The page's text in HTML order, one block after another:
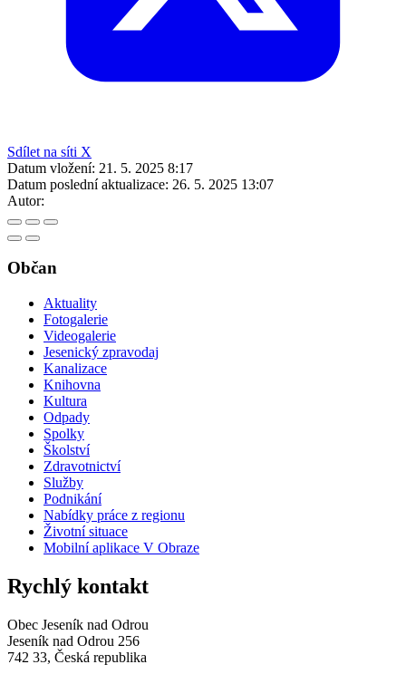
Sdílet na síti X
Datum vložení: 21. 5. 2025 8:17
Datum poslední aktualizace: 26. 5. 2025 13:07
Autor:
Občan
Aktuality
Fotogalerie
Videogalerie
Jesenický zpravodaj
Kanalizace
Knihovna
Kultura
Odpady
Spolky
Školství
Zdravotnictví
Služby
Podnikání
Nabídky práce z regionu
Životní situace
Mobilní aplikace V Obraze
Rychlý kontakt
Obec Jeseník nad Odrou
Jeseník nad Odrou 256
742 33, Česká republika